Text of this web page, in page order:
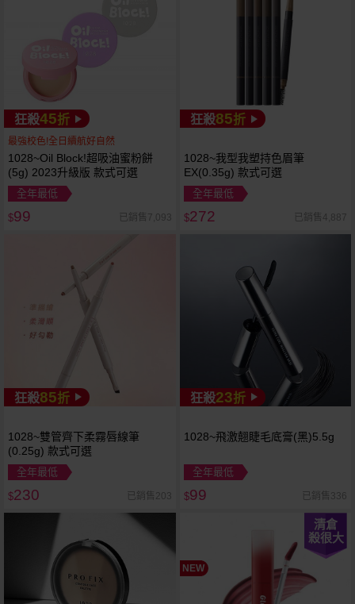
狂殺45折
最強校色!全日續航好自然
1028~Oil Block!超吸油蜜粉餅
(5g) 2023升級版 款式可選
全年最低
$99 已銷售7,093
狂殺85折
1028~我型我塑持色眉筆
EX(0.35g) 款式可選
全年最低
$272 已銷售4,887
狂殺85折
1028~雙管齊下柔霧唇線筆
(0.25g) 款式可選
全年最低
$230 已銷售203
狂殺23折
1028~飛激翹睫毛底膏(黑)5.5g
全年最低
$99 已銷售336
NEW
清倉
殺很大